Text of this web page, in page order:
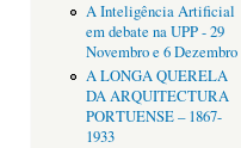
A Inteligência Artificial
em debate na UPP - 29
Novembro e 6 Dezembro
A LONGA QUERELA
DA ARQUITECTURA
PORTUENSE – 1867-
1933